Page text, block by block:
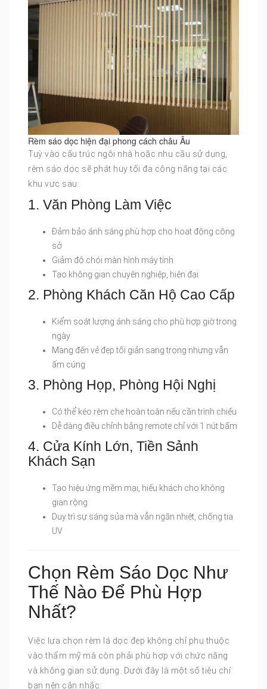
Rèm sáo dọc hiện đại phong cách châu Âu
Tuỳ vào cấu trúc ngôi nhà hoặc nhu cầu sử dụng,
rèm sáo dọc sẽ phát huy tối đa công năng tại các
khu vực sau:
1. Văn Phòng Làm Việc
Đảm bảo ánh sáng phù hợp cho hoạt động công
sở
Giảm độ chói màn hình máy tính
Tạo không gian chuyên nghiệp, hiện đại
2. Phòng Khách Căn Hộ Cao Cấp
Kiểm soát lượng ánh sáng cho phù hợp giờ trong
ngày
Mang đến vẻ đẹp tối giản sang trọng nhưng vẫn
ấm cúng
3. Phòng Họp, Phòng Hội Nghị
Có thể kéo rèm che hoàn toàn nếu cần trình chiếu
Dễ dàng điều chỉnh bằng remote chỉ với 1 nút bấm
4. Cửa Kính Lớn, Tiền Sảnh
Khách Sạn
Tạo hiệu ứng mềm mại, hiếu khách cho không
gian rộng
Duy trì sự sáng sủa mà vẫn ngăn nhiệt, chống tia
UV
Chọn Rèm Sáo Dọc Như
Thế Nào Để Phù Hợp
Nhất?
Việc lựa chọn rèm lá dọc đẹp không chỉ phụ thuộc
vào thẩm mỹ mà còn phải phù hợp với chức năng
và không gian sử dụng. Dưới đây là một số tiêu chí
bạn nên cân nhắc: